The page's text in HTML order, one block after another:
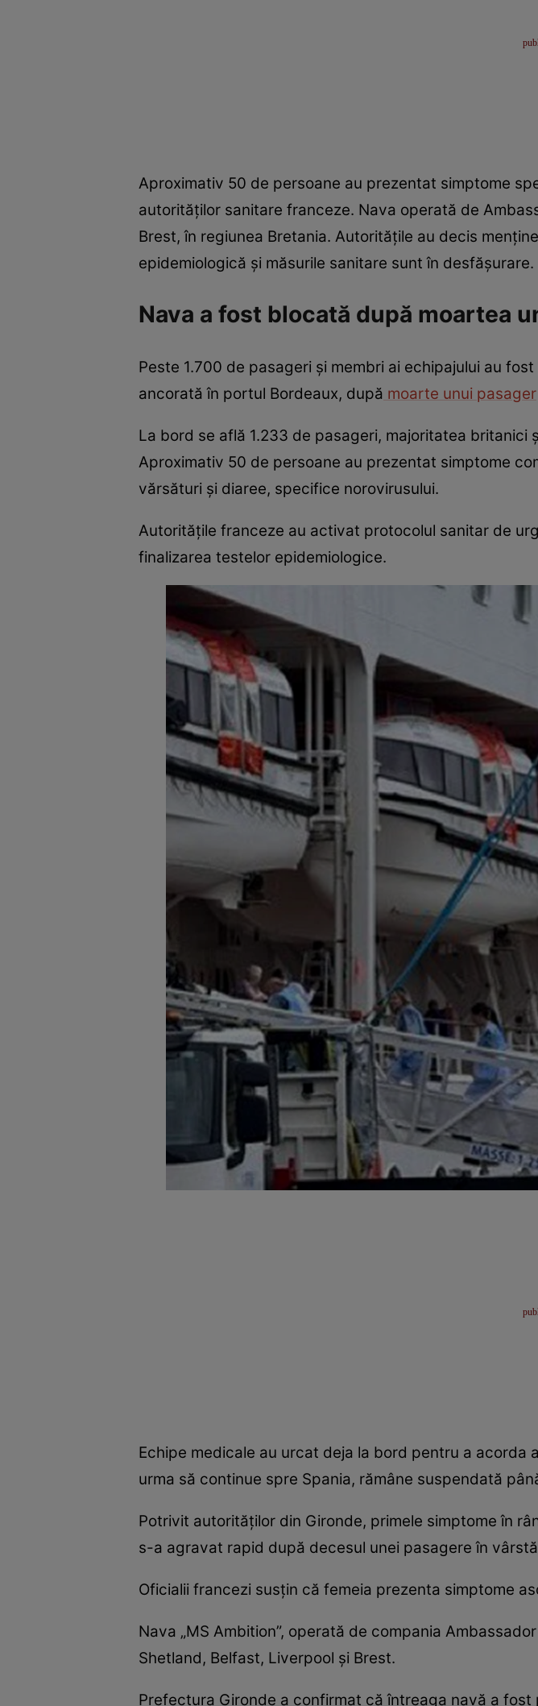
Aproximativ 50 de persoane au prezentat simptome
autorităților sanitare franceze. Nava operată de
Brest, în regiunea Bretania. Autoritățile au decis
epidemiologică și măsurile sanitare sunt în desfășurare.
Nava a fost blocată după moartea
Peste 1.700 de pasageri și membri ai echipajului au
ancorată în portul Bordeaux, după moarte unui pasager
La bord se află 1.233 de pasageri, majoritatea britanici
Aproximativ 50 de persoane au prezentat simptome
vărsături și diaree, specifice norovirusului.
Autoritățile franceze au activat protocolul sanitar de
finalizarea testelor epidemiologice.
Echipe medicale au urcat deja la bord pentru a
urma să continue spre Spania, rămâne suspendată
Potrivit autorităților din Gironde, primele simptome în
s-a agravat rapid după decesul unei pasagere în
Oficialii francezi susțin că femeia prezenta simptome
Nava „MS Ambition”, operată de compania
Shetland, Belfast, Liverpool și Brest.
Prefectura Gironde a confirmat că întreaga navă a